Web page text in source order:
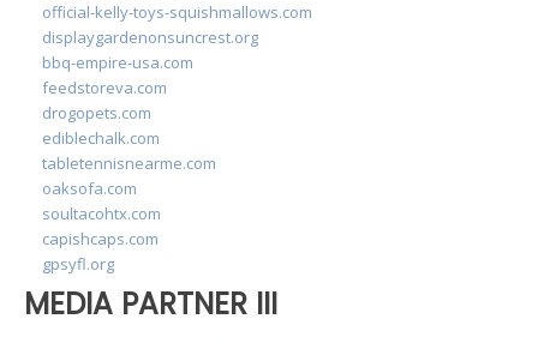
official-kelly-toys-squishmallows.com
displaygardenonsuncrest.org
bbq-empire-usa.com
feedstoreva.com
drogopets.com
ediblechalk.com
tabletennisnearme.com
oaksofa.com
soultacohtx.com
capishcaps.com
gpsyfl.org
MEDIA PARTNER III